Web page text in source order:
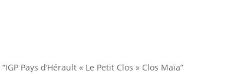
Pays d’Hérault « Le Petit Clos » Clos Maïa”